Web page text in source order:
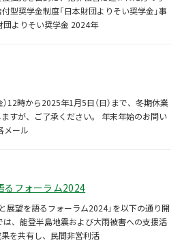
型奨学金制度「日本財団よりそい奨学金」事
団よりそい奨学金 2024年
12時から2025年1月5日（日）まで、冬期休業
すが、ご了承ください。 年末年始のお問い
メール
るフォーラム2024
展望を語るフォーラム2024」を以下の通り開
、能登半島地震および大雨被害への支援活
を共有し、民間非営利活